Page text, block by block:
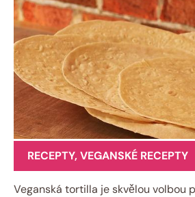
RECEPTY,VEGANSKÉ RECEPTY
Veganská tortilla je skvělou volbou